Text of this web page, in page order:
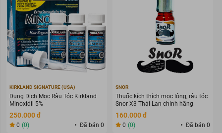
KIRKLAND SIGNATURE (USA)
Dung Dịch Mọc Râu Tóc Kirkland
Minoxidil 5%
250.000 đ
0 (0) Đã bán 0
SNOR
Thuốc kích thích mọc lông, râu tóc
Snor X3 Thái Lan chính hãng
160.000 đ
0 (0) Đã bán 0